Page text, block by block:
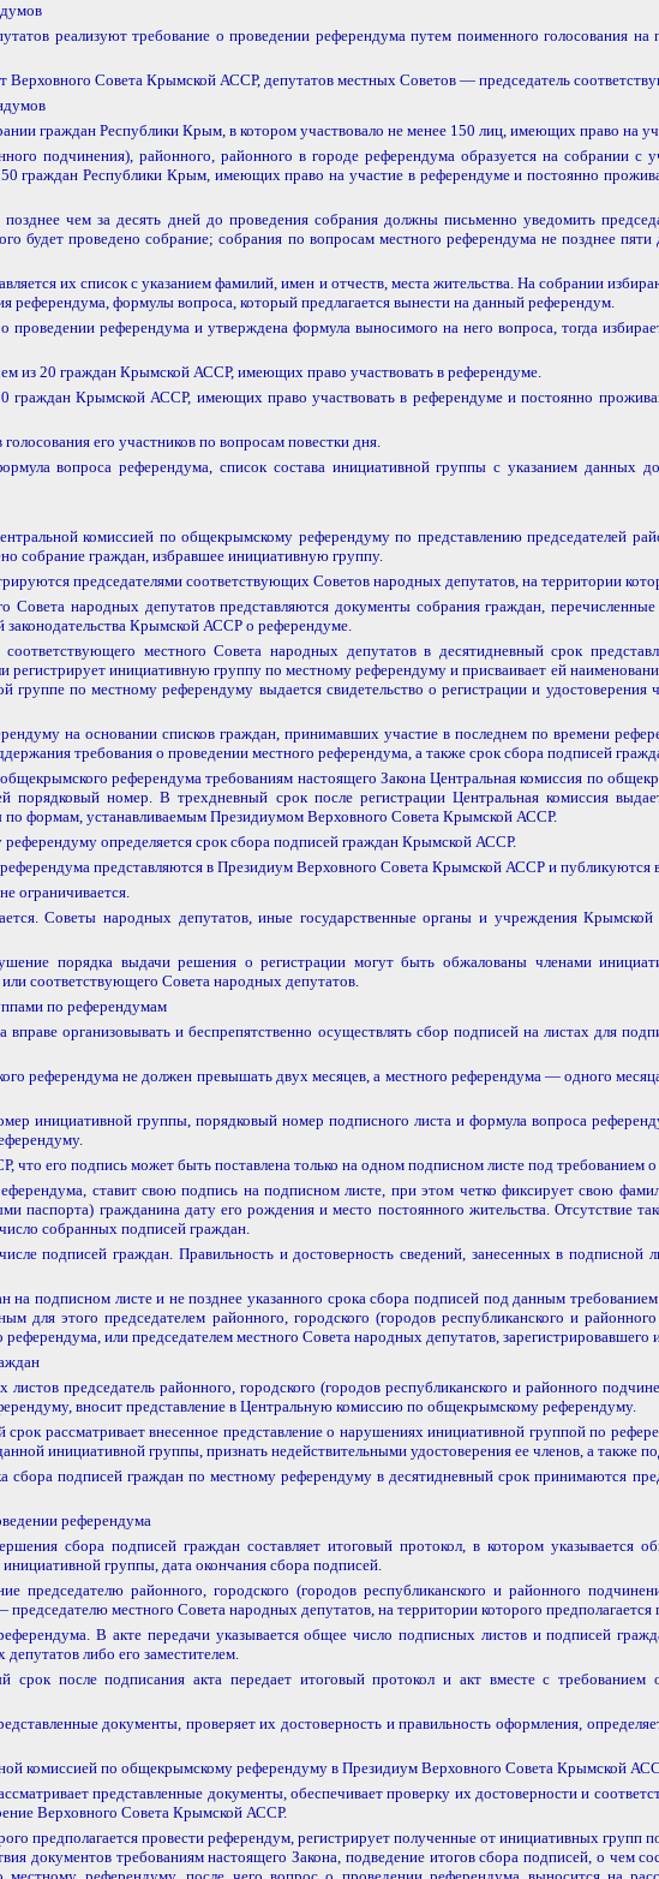
реализуют требование о проведении референдума путем поименного голосования на
Совета Крымской АССР, депутатов местных Советов — председатель
граждан Республики Крым, в котором участвовало не менее 150 лиц, имеющих право на
подчинения), районного, районного в городе референдума образуется на собрании
граждан Республики Крым, имеющих право на участие в референдуме и постоянно
чем за десять дней до проведения собрания должны письменно уведомить
будет проведено собрание; собрания по вопросам местного референдума не позднее
их список с указанием фамилий, имен и отчеств, места жительства. На собрании
референдума, формулы вопроса, который предлагается вынести на данный референдум.
референдума и утверждена формула выносимого на него вопроса, тогда
из 20 граждан Крымской АССР, имеющих право участвовать в референдуме.
граждан Крымской АССР, имеющих право участвовать в референдуме и постоянно
его участников по вопросам повестки дня.
вопроса референдума, список состава инициативной группы с указанием данных
комиссией по общекрымскому референдуму по представлению председателей
собрание граждан, избравшее инициативную группу.
председателями соответствующих Советов народных депутатов, на территории
Совета народных депутатов представляются документы собрания граждан,
законодательства Крымской АССР о референдуме.
местного Совета народных депутатов в десятидневный срок
инициативную группу по местному референдуму и присваивает ей
по местному референдуму выдается свидетельство о регистрации и
на основании списков граждан, принимавших участие в последнем по времени
требования о проведении местного референдума, а также срок сбора подписей
референдума требованиям настоящего Закона Центральная комиссия по
номер. В трехдневный срок после регистрации Центральная комиссия
по формам, устанавливаемым Президиумом Верховного Совета Крымской АССР.
определяется срок сбора подписей граждан Крымской АССР.
представляются в Президиум Верховного Совета Крымской АССР и публикуются
ограничивается.
Советы народных депутатов, иные государственные органы и учреждения
порядка выдачи решения о регистрации могут быть обжалованы членами
соответствующего Совета народных депутатов.
по референдумам
организовывать и беспрепятственно осуществлять сбор подписей на листах для
референдума не должен превышать двух месяцев, а местного референдума — одного
инициативной группы, порядковый номер подписного листа и формула вопроса
его подпись может быть поставлена только на одном подписном листе под требованием
ставит свою подпись на подписном листе, при этом четко фиксирует свою
паспорта) гражданина дату его рождения и место постоянного жительства. Отсутствие
собранных подписей граждан.
подписей граждан. Правильность и достоверность сведений, занесенных в подписной
подписном листе и не позднее указанного срока сбора подписей под данным
для этого председателем районного, городского (городов республиканского и
или председателем местного Совета народных депутатов,
председатель районного, городского (городов республиканского и районного
вносит представление в Центральную комиссию по общекрымскому референдуму.
рассматривает внесенное представление о нарушениях инициативной группой по
инициативной группы, признать недействительными удостоверения ее членов, а также
подписей граждан по местному референдуму в десятидневный срок принимаются
референдума
сбора подписей граждан составляет итоговый протокол, в котором указывается
группы, дата окончания сбора подписей.
районного, городского (городов республиканского и районного
местного Совета народных депутатов, на территории которого предполагается
В акте передачи указывается общее число подписных листов и подписей
либо его заместителем.
после подписания акта передает итоговый протокол и акт вместе с
документы, проверяет их достоверность и правильность оформления,
комиссией по общекрымскому референдуму в Президиум Верховного Совета Крымской
представленные документы, обеспечивает проверку их достоверности и
Верховного Совета Крымской АССР.
предполагается провести референдум, регистрирует полученные от инициативных
документов требованиям настоящего Закона, подведение итогов сбора подписей, о чем